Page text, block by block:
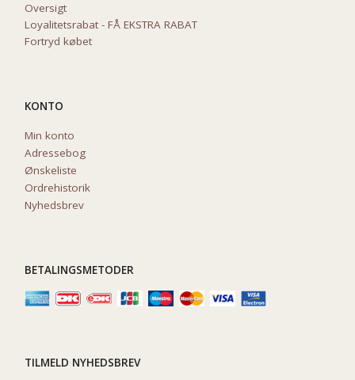
Oversigt
Loyalitetsrabat - FÅ EKSTRA RABAT
Fortryd købet
KONTO
Min konto
Adressebog
Ønskeliste
Ordrehistorik
Nyhedsbrev
BETALINGSMETODER
TILMELD NYHEDSBREV